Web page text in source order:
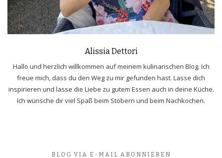
Alissia Dettori
Hallo und herzlich willkommen auf meinem kulinarischen Blog. Ich
freue mich, dass du den Weg zu mir gefunden hast. Lasse dich
inspirieren und lasse die Liebe zu gutem Essen auch in deine Küche.
Ich wünsche dir viel Spaß beim Stöbern und beim Nachkochen.
BLOG VIA E-MAIL ABONNIEREN